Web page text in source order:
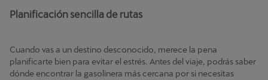
Planificación sencilla de rutas
Cuando vas a un destino desconocido, merece la pena
planificarte bien para evitar el estrés. Antes del viaje, podrás saber
dónde encontrar la gasolinera más cercana por si necesitas